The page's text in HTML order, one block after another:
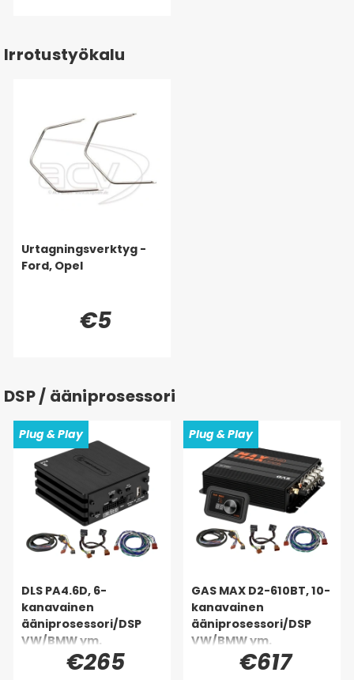
Irrotustyökalu
Urtagningsverktyg -
Ford, Opel
€5
DSP / ääniprosessori
Plug & Play
DLS PA4.6D, 6-
kanavainen
ääniprosessori/DSP
VW/BMW ym.
(Quadlock)€265
Plug & Play
GAS MAX D2-610BT, 10-
kanavainen
ääniprosessori/DSP
VW/BMW ym.
(Quadlock)€617